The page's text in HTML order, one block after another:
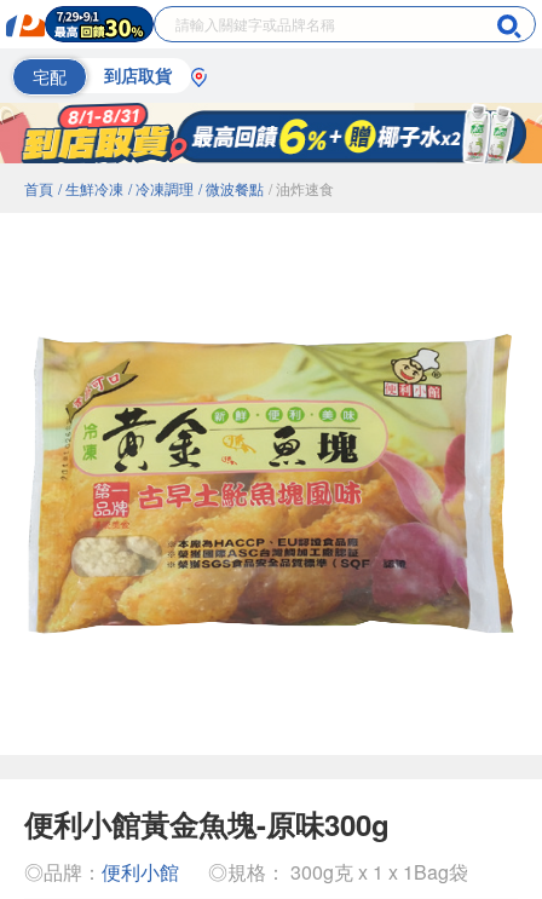
宅配 到店取貨
首頁 / 生鮮冷凍 / 冷凍調理 / 微波餐點 / 油炸速食
便利小館黃金魚塊-原味300g
◎品牌： 便利小館 ◎規格： 300g克 x 1 x 1Bag袋